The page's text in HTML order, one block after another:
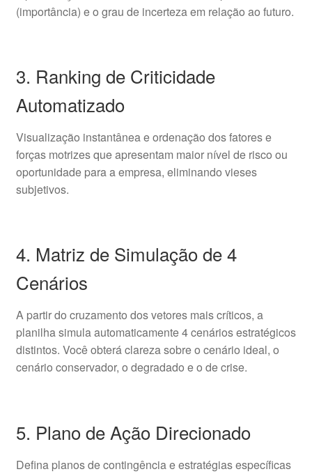
(importância) e o grau de incerteza em relação ao futuro.
3. Ranking de Criticidade
Automatizado
Visualização instantânea e ordenação dos fatores e
forças motrizes que apresentam maior nível de risco ou
oportunidade para a empresa, eliminando vieses
subjetivos.
4. Matriz de Simulação de 4
Cenários
A partir do cruzamento dos vetores mais críticos, a
planilha simula automaticamente 4 cenários estratégicos
distintos. Você obterá clareza sobre o cenário ideal, o
cenário conservador, o degradado e o de crise.
5. Plano de Ação Direcionado
Defina planos de contingência e estratégias específicas